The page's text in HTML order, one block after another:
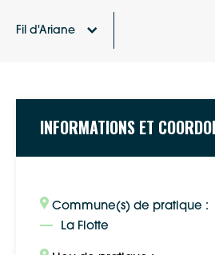
Fil d'Ariane
INFORMATIONS ET
Commune(s) de pratique :
La Flotte